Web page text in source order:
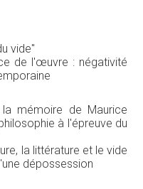
vide"
de l'œuvre : négativité
mémoire de Maurice
à l'épreuve du
la littérature et le vide
dépossession